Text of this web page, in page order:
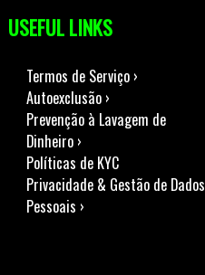
USEFUL LINKS
Termos de Serviço ›
Autoexclusão ›
Prevenção à Lavagem de
Dinheiro ›
Políticas de KYC
Privacidade & Gestão de Dados
Pessoais ›